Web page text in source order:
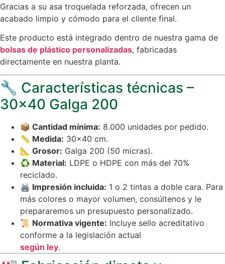
Gracias a su asa troquelada reforzada, ofrecen un
acabado limpio y cómodo para el cliente final.
Este producto está integrado dentro de nuestra gama de
bolsas de plástico personalizadas, fabricadas
directamente en nuestra planta.
🔧 Características técnicas –
30×40 Galga 200
📦 Cantidad mínima: 8.000 unidades por pedido.
📏 Medida: 30×40 cm.
📐 Grosor: Galga 200 (50 micras).
♻️ Material: LDPE o HDPE con más del 70%
reciclado.
🖨️ Impresión incluida: 1 o 2 tintas a doble cara. Para
más colores o mayor volumen, consúltenos y le
prepararemos un presupuesto personalizado.
📜 Normativa vigente: Incluye sello acreditativo
conforme a la legislación actual
según ley.